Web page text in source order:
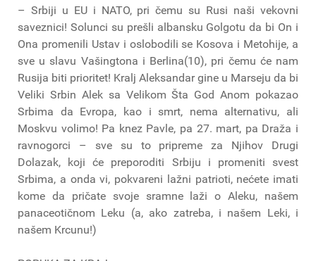
– Srbiji u EU i NATO, pri čemu su Rusi naši vekovni
saveznici! Solunci su prešli albansku Golgotu da bi On i
Ona promenili Ustav i oslobodili se Kosova i Metohije, a
sve u slavu Vašingtona i Berlina(10), pri čemu će nam
Rusija biti prioritet! Kralj Aleksandar gine u Marseju da bi
Veliki Srbin Alek sa Velikom Šta God Anom pokazao
Srbima da Evropa, kao i smrt, nema alternativu, ali
Moskvu volimo! Pa knez Pavle, pa 27. mart, pa Draža i
ravnogorci – sve su to pripreme za Njihov Drugi
Dolazak, koji će preporoditi Srbiju i promeniti svest
Srbima, a onda vi, pokvareni lažni patrioti, nećete imati
kome da pričate svoje sramne laži o Aleku, našem
panaceotičnom Leku (a, ako zatreba, i našem Leki, i
našem Krcunu!)